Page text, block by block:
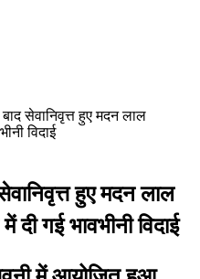
सेवानिवृत्त हुए मदन लाल
विदाई
हुए मदन लाल
दी गई भावभीनी विदाई